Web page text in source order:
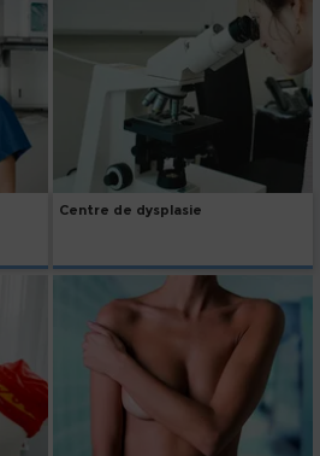
Centre de dysplasie